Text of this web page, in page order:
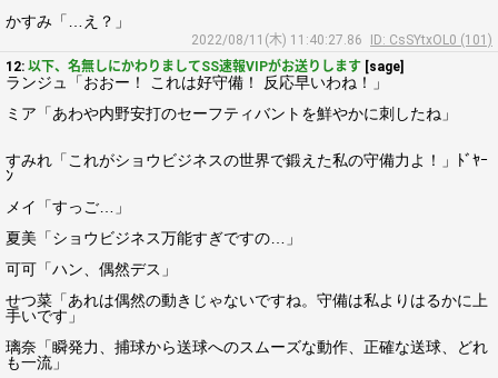
かすみ「…え？」
2022/08/11(木) 11:40:27.86
ID: CsSYtxOL0 (101)
12: 以下、名無しにかわりましてSS速報VIPがお送りします [sage]
ランジュ「おおー！ これは好守備！ 反応早いわね！」
ミア「あわや内野安打のセーフティバントを鮮やかに刺したね」
すみれ「これがショウビジネスの世界で鍛えた私の守備力よ！」ﾄﾞﾔｰ
ﾝ
メイ「すっご…」
夏美「ショウビジネス万能すぎですの…」
可可「ハン、偶然デス」
せつ菜「あれは偶然の動きじゃないですね。守備は私よりはるかに上
手いです」
璃奈「瞬発力、捕球から送球へのスムーズな動作、正確な送球、どれ
も一流」